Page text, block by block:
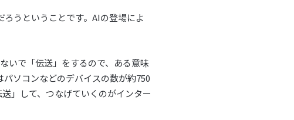
うということです。AIの登場によ
いで「伝送」をするので、ある意味
ソコンなどのデバイスの数が約750
」して、つなげていくのがインター